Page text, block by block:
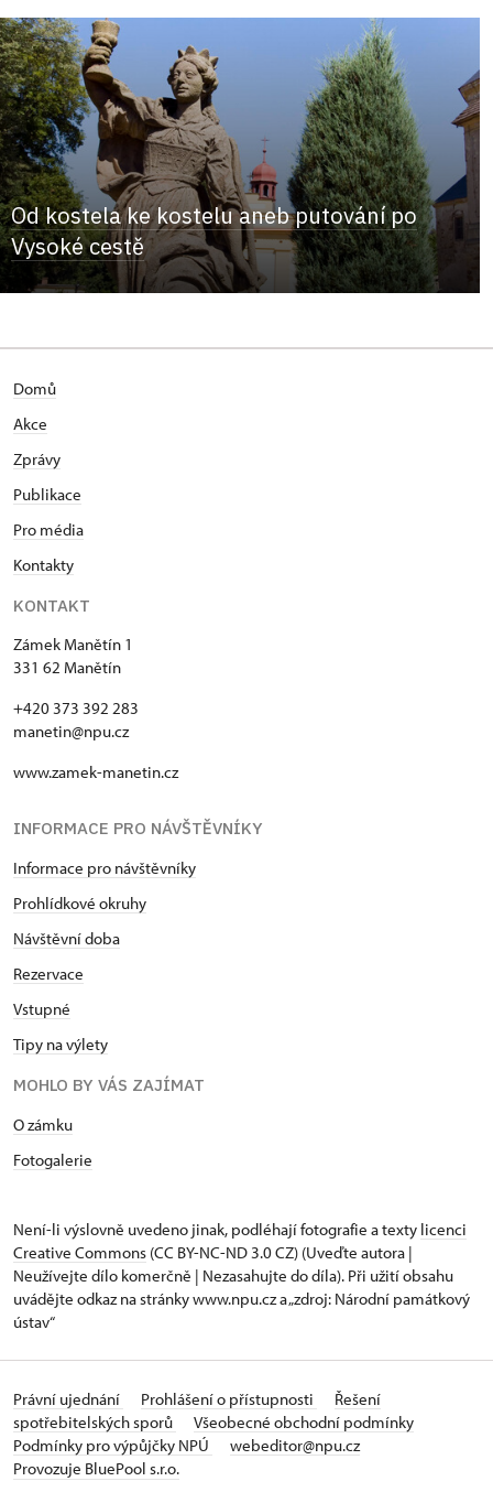
Od kostela ke kostelu aneb putování po
Vysoké cestě
Domů
Akce
Zprávy
Publikace
Pro média
Kontakty
KONTAKT
Zámek Manětín 1
331 62 Manětín
+420 373 392 283
manetin@npu.cz
www.zamek-manetin.cz
INFORMACE PRO NÁVŠTĚVNÍKY
Informace pro návštěvníky
Prohlídkové okruhy
Návštěvní doba
Rezervace
Vstupné
Tipy na výlety
MOHLO BY VÁS ZAJÍMAT
O zámku
Fotogalerie
Není-li výslovně uvedeno jinak, podléhají fotografie a texty licenci
Creative Commons (CC BY-NC-ND 3.0 CZ) (Uveďte autora |
Neužívejte dílo komerčně | Nezasahujte do díla). Při užití obsahu
uvádějte odkaz na stránky www.npu.cz a „zdroj: Národní památkový
ústav“
Právní ujednání Prohlášení o přístupnosti
Řešení
spotřebitelských sporů
Všeobecné obchodní podmínky
Podmínky pro výpůjčky NPÚ
webeditor@npu.cz
Provozuje BluePool s.r.o.